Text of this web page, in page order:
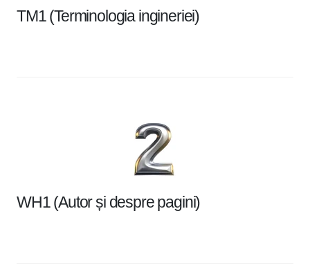
TM1 (Terminologia ingineriei)
WH1 (Autor și despre pagini)